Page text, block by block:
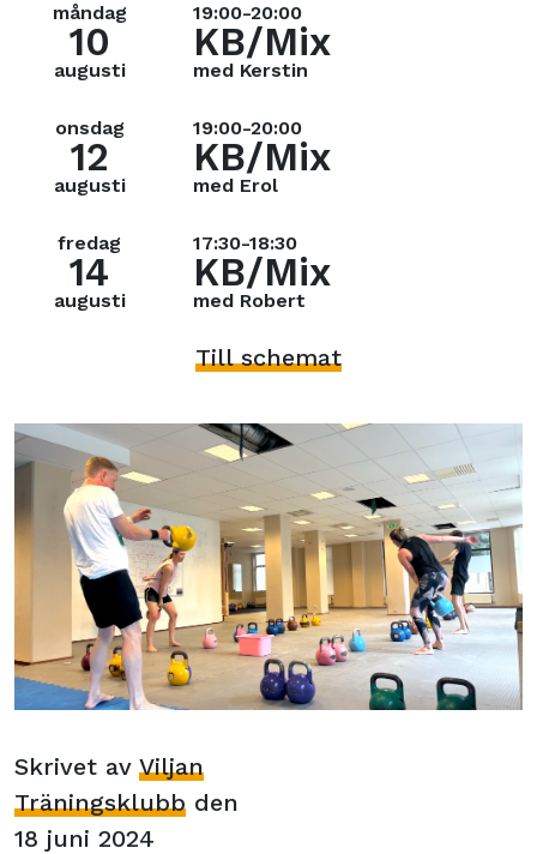
Skrivet av Viljan
Träningsklubb den
18 juni 2024
måndag
10
augusti
19:00-20:00
KB/Mix
med Kerstin
onsdag
12
augusti
19:00-20:00
KB/Mix
med Erol
fredag
14
augusti
17:30-18:30
KB/Mix
med Robert
Till schemat